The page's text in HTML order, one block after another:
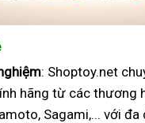
: Shoptoy.net
hãng từ các thương
Sagami,... với